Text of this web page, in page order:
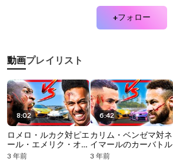
+フォロー
動画プレイリスト
8:02
ロメロ・ルカク対ピエ
ール・エメリク・オー
バメヤンのカーバトル
3 年前
6:42
カリム・ベンゼマ対ネ
イマールのカーバトル
3 年前